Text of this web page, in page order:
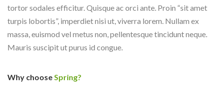
tortor sodales efficitur. Quisque ac orci ante. Proin “sit amet
turpis lobortis”, imperdiet nisi ut, viverra lorem. Nullam ex
massa, euismod vel metus non, pellentesque tincidunt neque.
Mauris suscipit ut purus id congue.
Why chooseSpring?